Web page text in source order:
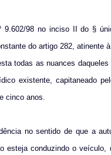
9.602/98 no inciso II do §
do artigo 282, atinente
todas as nuances
existente, capitaneado
cinco anos.
no sentido de que a
conduzindo o veículo,